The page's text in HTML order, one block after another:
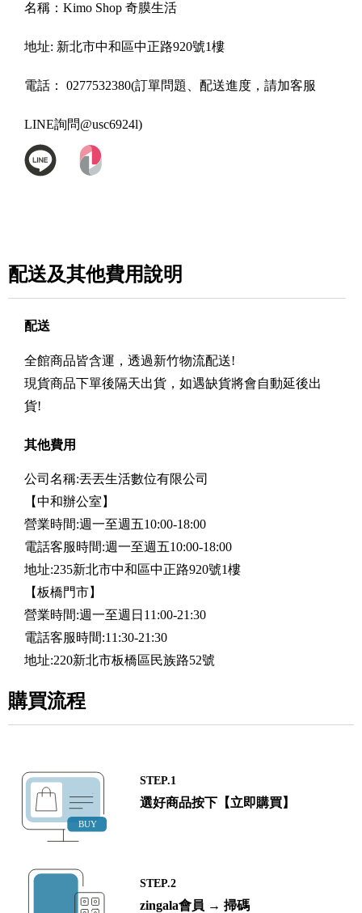
名稱： Kimo Shop 奇膜生活
地址: 新北市中和區中正路920號1樓
電話： 0277532380(訂單問題、配送進度，請加客服
LINE詢問@usc6924l)
配送及其他費用說明
配送
全館商品皆含運，透過新竹物流配送!
現貨商品下單後隔天出貨，如遇缺貨將會自動延後出
貨!
其他費用
公司名稱:丟丟生活數位有限公司
【中和辦公室】
營業時間:週一至週五10:00-18:00
電話客服時間:週一至週五10:00-18:00
地址:235新北市中和區中正路920號1樓
【板橋門市】
營業時間:週一至週日11:00-21:30
電話客服時間:11:30-21:30
地址:220新北市板橋區民族路52號
購買流程
STEP.1
選好商品按下【立即購買】
STEP.2
zingala會員 → 掃碼